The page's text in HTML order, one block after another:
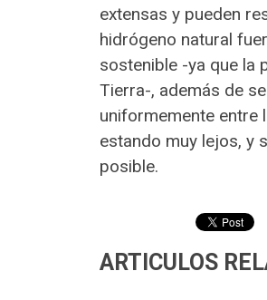
extensas y pueden
hidrógeno natural
sostenible -ya que la
Tierra-, además de
uniformemente entre
estando muy lejos, y
posible.
ARTICULOS